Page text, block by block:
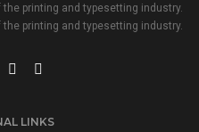
printing and typesetting industry.
printing and typesetting industry.
LINKS